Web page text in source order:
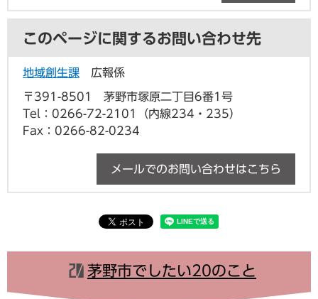
このページに関するお問い合わせ先
地域創生課 広報係
〒391-8501
茅野市塚原二丁目6番1号
Tel：0266-72-2101（内線234・235）
Fax：0266-82-0234
メールでのお問い合わせはこちら
茅野市でしたい20のこと